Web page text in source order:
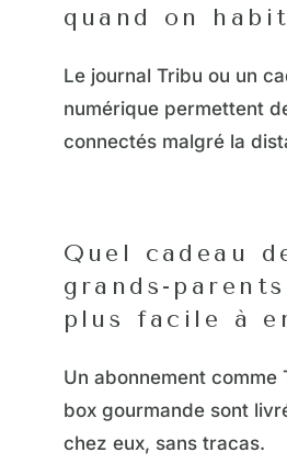
quand on
Le journal Tribu ou un
numérique permettent
connectés malgré la
Quel cadeau
grands-
plus facile à
Un abonnement comme
box gourmande sont
chez eux, sans tracas.